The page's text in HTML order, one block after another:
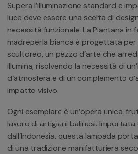
Supera l’illuminazione standard e
luce deve essere una scelta di
necessità funzionale. La Piantana
madreperla bianca è progettata per
scultoreo, un pezzo d’arte che
illumina, risolvendo la necessità di
d’atmosfera e di un complemento
impatto visivo.
Ogni esemplare è un’opera unica,
lavoro di artigiani balinesi.
dall’Indonesia, questa lampada
di una tradizione manifatturiera